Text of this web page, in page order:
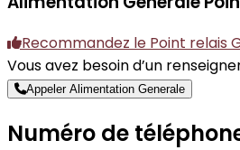
Recommandez le Point relais
Vous avez besoin d’un
Appeler Alimentation Generale
Numéro de